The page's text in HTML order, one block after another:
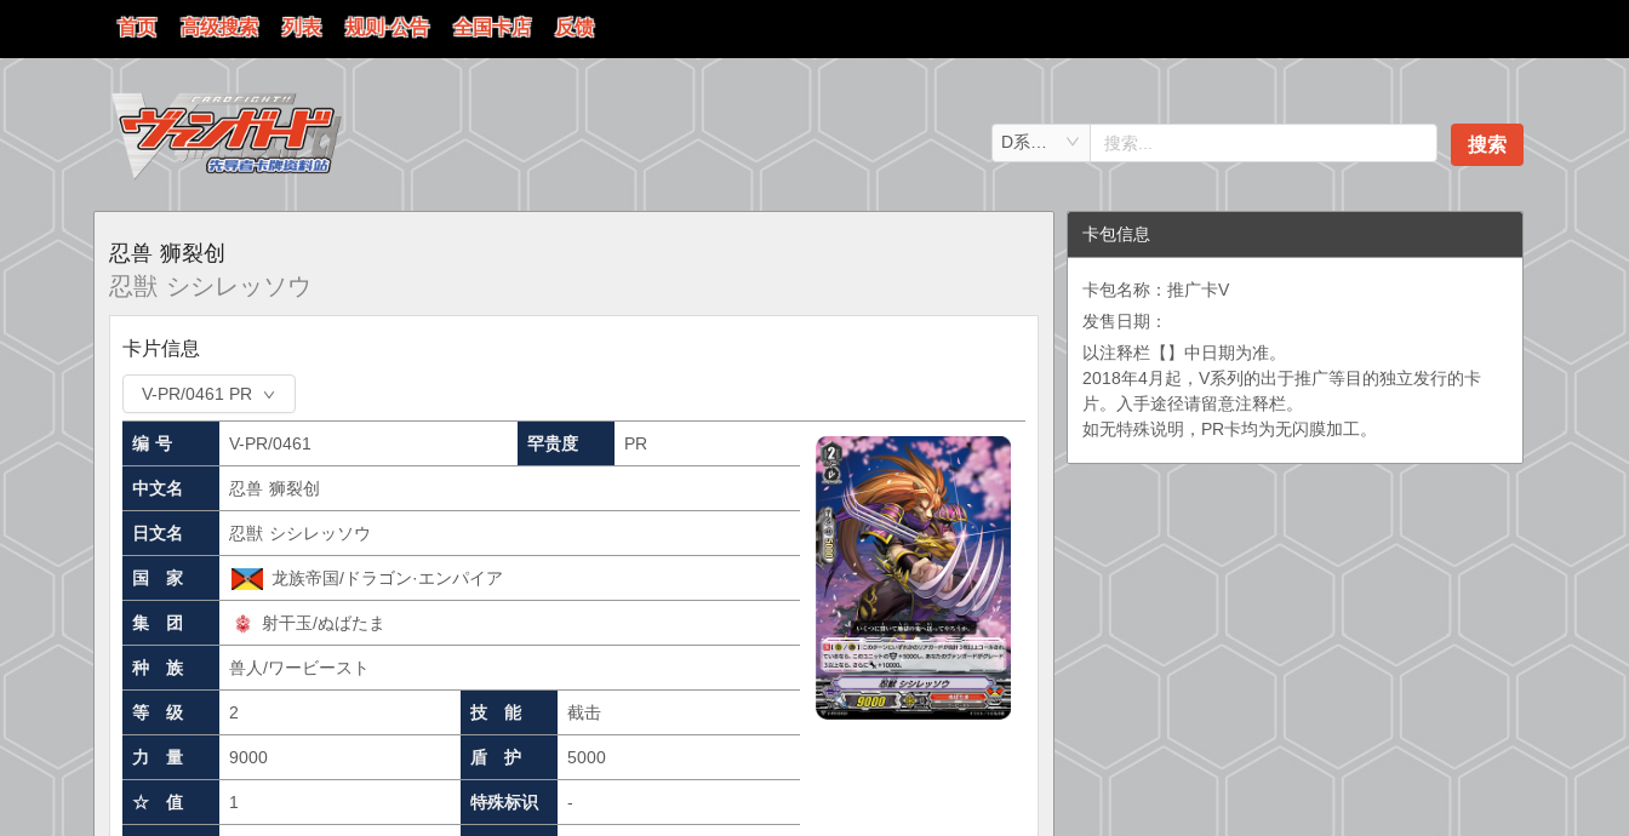
首页 高级搜索 列表 规则·公告 全国卡店 反馈
搜索
忍兽 狮裂创
忍獣 シシレッソウ
卡片信息
V-PR/0461 PR
编 号 V-PR/0461 罕贵度 PR
中文名 忍兽 狮裂创
日文名 忍獣 シシレッソウ
国 家 龙族帝国/ドラゴン·エンパイア
集 团 射干玉/ぬばたま
种 族 兽人/ワービースト
等 级 2 技 能 截击
力 量 9000 盾 护 5000
☆ 值 1 特殊标识 -
卡包信息
卡包名称：推广卡V
发售日期：
以注释栏【】中日期为准。
2018年4月起，V系列的出于推广等目的独立发行的卡
片。入手途径请留意注释栏。
如无特殊说明，PR卡均为无闪膜加工。